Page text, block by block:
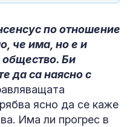
по отношение
че има, но е и
общество. Би
да са наясно с
ясно да се каже
Има ли прогрес в